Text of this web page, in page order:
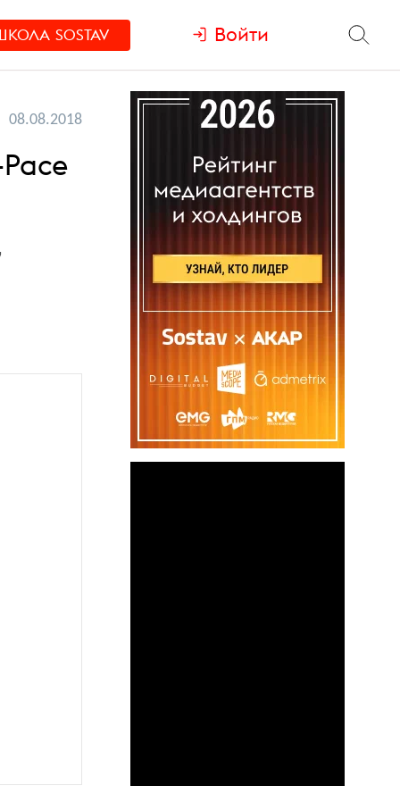
SOSTAV Войти
08.08.2018